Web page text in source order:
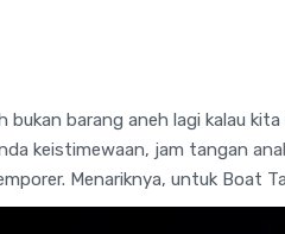
bukan barang aneh lagi kalau
keistimewaan, jam tangan
Menariknya, untuk Boat